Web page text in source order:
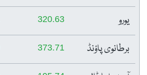
یورو 320.63
برطانوی پاؤنڈ 373.71